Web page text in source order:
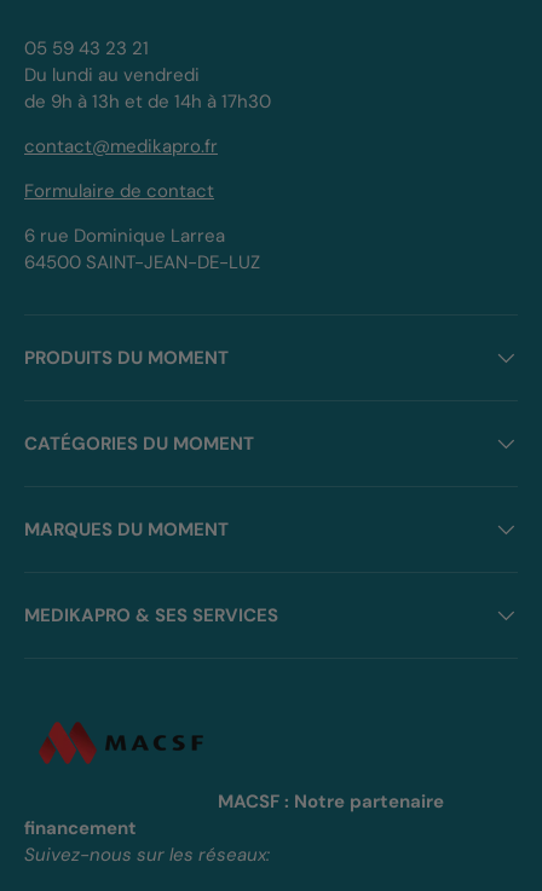
05 59 43 23 21
Du lundi au vendredi
de 9h à 13h et de 14h à 17h30
contact@medikapro.fr
Formulaire de contact
6 rue Dominique Larrea
64500 SAINT-JEAN-DE-LUZ
PRODUITS DU MOMENT
CATÉGORIES DU MOMENT
MARQUES DU MOMENT
MEDIKAPRO & SES SERVICES
MACSF : Notre partenaire
financement
Suivez-nous sur les réseaux: